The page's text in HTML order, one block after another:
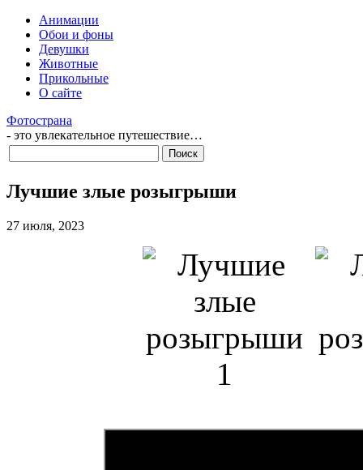
Анимации
Обои и фоны
Девушки
Животные
Прикольные
О сайте
Фотострана
- это увлекательное путешествие…
Лучшие злые розыгрыши
27 июля, 2023